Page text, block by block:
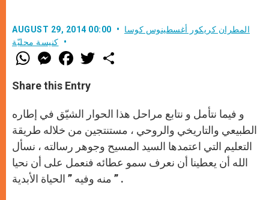
AUGUST 29, 2014 00:00
المطران كريكور أغسطينوس كوسا
كنيسة محليّة
W
h
t
s
p
p
M
e
s
e
e
r
F
a
e
b
o
k
w
r
Share this Entry
و فيما نتأمل و نتابع مراحل هذا الحوار الشيّق في إطاره
الطبيعي والتاريخي والروحي ، مستنتجين من خلاله طريقة
التعليم التي اعتمدها السيد المسيح وجوهر رسالته ، نسأل
الله أن يعطينا أن نعرف سمو عطائه فنعمل على أن نحيا
منه وفيه ” الحياة الأبدية ” .